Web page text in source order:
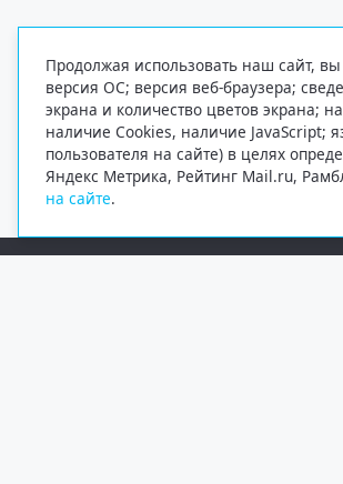
Продолжая использовать наш сайт, вы
версия ОС; версия веб-браузера;
экрана и количество цветов экрана;
наличие Cookies, наличие JavaScript;
пользователя на сайте) в целях
Яндекс Метрика, Рейтинг Mail.ru,
на сайте.